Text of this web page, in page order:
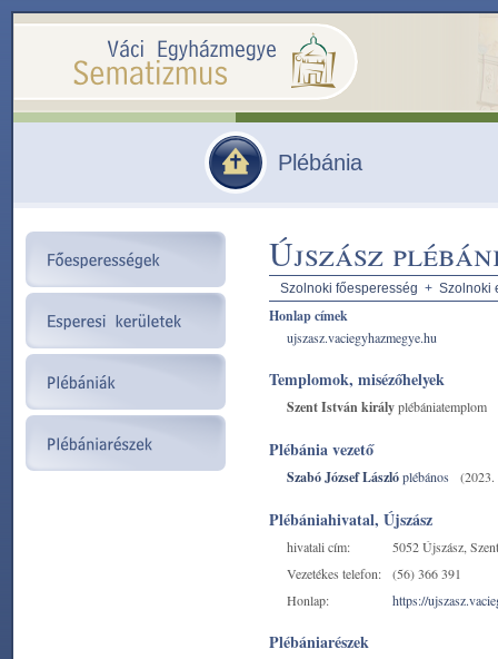
Plébánia
Újszász
Szolnoki főesperesség + Szolnoki
Honlap címek
ujszasz.vaciegyhazmegye.hu
Templomok, misézőhelyek
Szent István királyplébániatemplom
Plébánia vezető
Szabó József Lászlóplébános
Plébániahivatal, Újszász
hivatali cím:
5052 Újszász,
Vezetékes telefon:
(56) 366 391
Honlap:
https://
Plébániarészek